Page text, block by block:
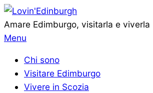
Vai
al
contenuto
Lovin'Edinburgh
Amare Edimburgo, visitarla e viverla
Menu
navigazione
primaria
Menu
Chi sono
Visitare Edimburgo
Vivere in Scozia